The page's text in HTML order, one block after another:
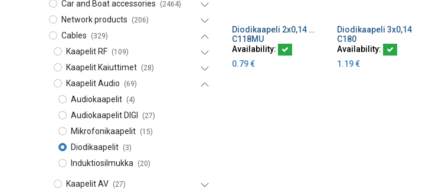
Car and Boat accessories (2464)
Network products (206)
Cables (329)
Kaapelit RF (109)
Kaapelit Kaiuttimet (28)
Kaapelit Audio (69)
Audiokaapelit (4)
Audiokaapelit DIGI (27)
Mikrofonikaapelit (15)
Diodikaapelit (3)
Induktiosilmukka (20)
Kaapelit AV (27)
Add to Cart
Diodikaapeli 2x0,14 mm² Musta K100
C118MU
Availability:
0.79€
Add to Cart
Diodikaapeli 3x0,14
C180
Availability:
1.19€